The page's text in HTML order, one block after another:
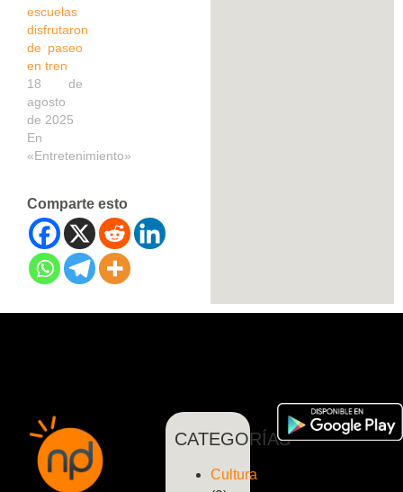
escuelas
disfrutaron
de paseo
en tren
18 de
agosto
de 2025
En
«Entretenimiento»
Comparte esto
CATEGORÍAS
Cultura